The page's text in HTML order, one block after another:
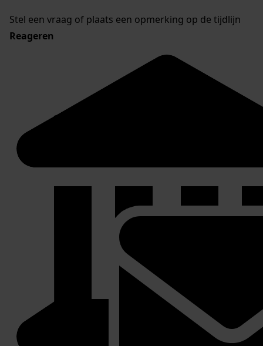
Stel een vraag of plaats een opmerking op de tijdlijn
Reageren